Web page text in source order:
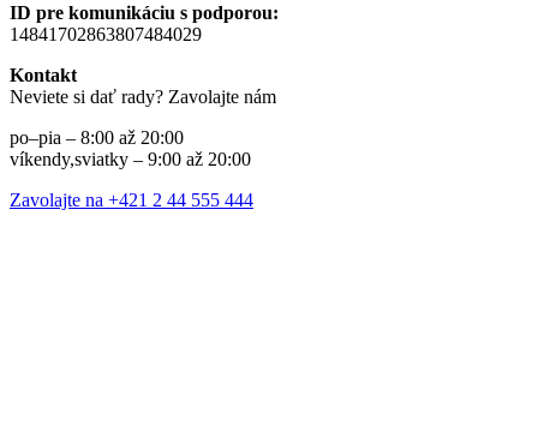
ID pre komunikáciu s podporou:
14841702863807484029
Kontakt
Neviete si dať rady? Zavolajte nám
po–pia – 8:00 až 20:00
víkendy,sviatky – 9:00 až 20:00
Zavolajte na +421 2 44 555 444